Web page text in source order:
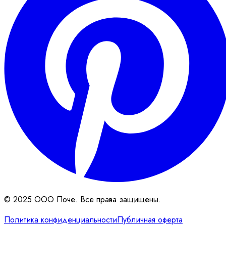
© 2025 ООО Поче. Все права защищены.
Политика конфиденциальностиПубличная оферта